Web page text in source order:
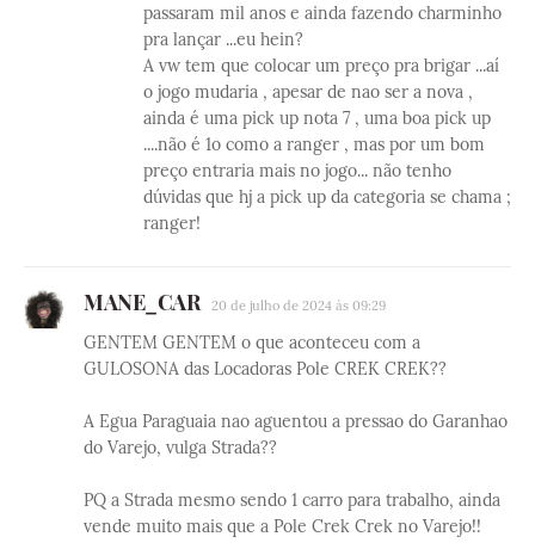
passaram mil anos e ainda fazendo charminho
pra lançar ...eu hein?
A vw tem que colocar um preço pra brigar ...aí
o jogo mudaria , apesar de nao ser a nova ,
ainda é uma pick up nota 7 , uma boa pick up
....não é 1o como a ranger , mas por um bom
preço entraria mais no jogo... não tenho
dúvidas que hj a pick up da categoria se chama ;
ranger!
MANE_CAR 20 de julho de 2024 às 09:29
GENTEM GENTEM o que aconteceu com a
GULOSONA das Locadoras Pole CREK CREK??
A Egua Paraguaia nao aguentou a pressao do Garanhao
do Varejo, vulga Strada??
PQ a Strada mesmo sendo 1 carro para trabalho, ainda
vende muito mais que a Pole Crek Crek no Varejo!!